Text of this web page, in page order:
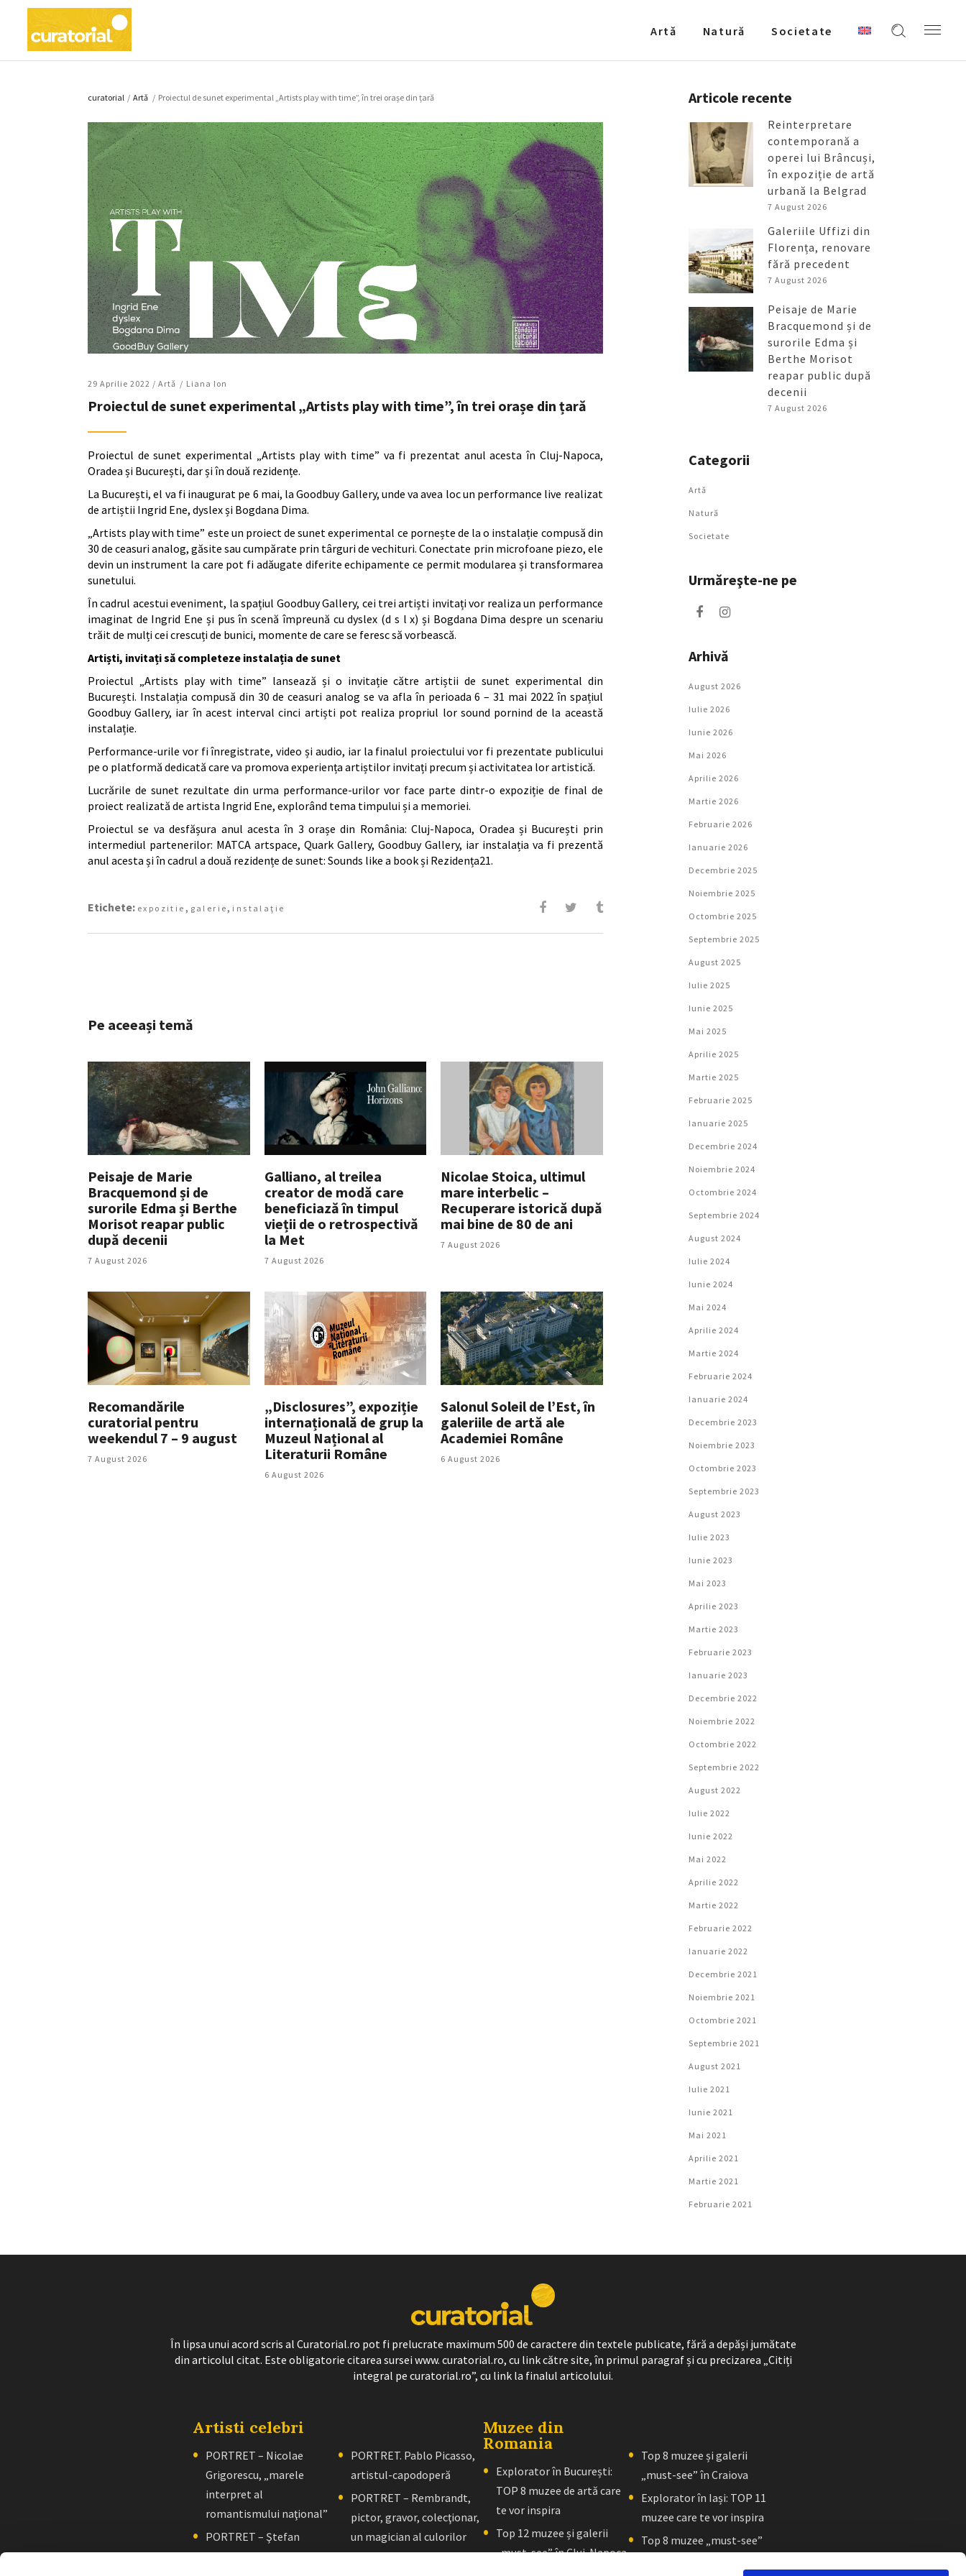
Artǎ Natură Societate
curatorial / Artǎ / Proiectul de sunet experimental „Artists play with time”, în trei orașe din țară
29 Aprilie 2022 / Artǎ Liana Ion
Proiectul de sunet experimental „Artists play with time”, în trei orașe din țară
Proiectul de sunet experimental „Artists play with time” va fi prezentat anul acesta în Cluj-Napoca,
Oradea și București, dar și în două rezidențe.
La București, el va fi inaugurat pe 6 mai, la Goodbuy Gallery, unde va avea loc un performance live realizat
de artiștii Ingrid Ene, dyslex și Bogdana Dima.
„Artists play with time” este un proiect de sunet experimental ce pornește de la o instalație compusă din
30 de ceasuri analog, găsite sau cumpărate prin târguri de vechituri. Conectate prin microfoane piezo, ele
devin un instrument la care pot fi adăugate diferite echipamente ce permit modularea și transformarea
sunetului.
În cadrul acestui eveniment, la spațiul Goodbuy Gallery, cei trei artiști invitați vor realiza un performance
imaginat de Ingrid Ene și pus în scenă împreună cu dyslex (d s l x) și Bogdana Dima despre un scenariu
trăit de mulți cei crescuți de bunici, momente de care se feresc să vorbească.
Artiști, invitați să completeze instalația de sunet
Proiectul „Artists play with time” lansează și o invitație către artiștii de sunet experimental din
București. Instalația compusă din 30 de ceasuri analog se va afla în perioada 6 – 31 mai 2022 în spațiul
Goodbuy Gallery, iar în acest interval cinci artiști pot realiza propriul lor sound pornind de la această
instalație.
Performance-urile vor fi înregistrate, video și audio, iar la finalul proiectului vor fi prezentate publicului
pe o platformă dedicată care va promova experiența artiștilor invitați precum și activitatea lor artistică.
Lucrările de sunet rezultate din urma performance-urilor vor face parte dintr-o expoziție de final de
proiect realizată de artista Ingrid Ene, explorând tema timpului și a memoriei.
Proiectul se va desfășura anul acesta în 3 orașe din România: Cluj-Napoca, Oradea și București prin
intermediul partenerilor: MATCA artspace, Quark Gallery, Goodbuy Gallery, iar instalația va fi prezentă
anul acesta și în cadrul a două rezidențe de sunet: Sounds like a book și Rezidența21.
Etichete: expozitie , galerie, instalaţie
Pe aceeași temă
Peisaje de Marie
Bracquemond și de
surorile Edma și Berthe
Morisot reapar public
după decenii
7 August 2026
Galliano, al treilea
creator de modă care
beneficiază în timpul
vieții de o retrospectivă
la Met
7 August 2026
Nicolae Stoica, ultimul
mare interbelic –
Recuperare istorică după
mai bine de 80 de ani
7 August 2026
Recomandările
curatorial pentru
weekendul 7 – 9 august
7 August 2026
„Disclosures”, expoziție
internațională de grup la
Muzeul Național al
Literaturii Române
6 August 2026
Salonul Soleil de l’Est, în
galeriile de artă ale
Academiei Române
6 August 2026
Articole recente
Reinterpretare
contemporană a
operei lui Brâncuși,
în expoziție de artă
urbană la Belgrad
7 August 2026
Galeriile Uffizi din
Florența, renovare
fără precedent
7 August 2026
Peisaje de Marie
Bracquemond și de
surorile Edma și
Berthe Morisot
reapar public după
decenii
7 August 2026
Categorii
Artǎ
Natură
Societate
Urmăreşte-ne pe
Arhivă
August 2026
Iulie 2026
Iunie 2026
Mai 2026
Aprilie 2026
Martie 2026
Februarie 2026
Ianuarie 2026
Decembrie 2025
Noiembrie 2025
Octombrie 2025
Septembrie 2025
August 2025
Iulie 2025
Iunie 2025
Mai 2025
Aprilie 2025
Martie 2025
Februarie 2025
Ianuarie 2025
Decembrie 2024
Noiembrie 2024
Octombrie 2024
Septembrie 2024
August 2024
Iulie 2024
Iunie 2024
Mai 2024
Aprilie 2024
Martie 2024
Februarie 2024
Ianuarie 2024
Decembrie 2023
Noiembrie 2023
Octombrie 2023
Septembrie 2023
August 2023
Iulie 2023
Iunie 2023
Mai 2023
Aprilie 2023
Martie 2023
Februarie 2023
Ianuarie 2023
Decembrie 2022
Noiembrie 2022
Octombrie 2022
Septembrie 2022
August 2022
Iulie 2022
Iunie 2022
Mai 2022
Aprilie 2022
Martie 2022
Februarie 2022
Ianuarie 2022
Decembrie 2021
Noiembrie 2021
Octombrie 2021
Septembrie 2021
August 2021
Iulie 2021
Iunie 2021
Mai 2021
Aprilie 2021
Martie 2021
Februarie 2021
În lipsa unui acord scris al Curatorial.ro pot fi prelucrate maximum 500 de caractere din textele publicate, fără a depăși jumătate
din articolul citat. Este obligatorie citarea sursei www. curatorial.ro, cu link către site, în primul paragraf și cu precizarea „Citiți
integral pe curatorial.ro”, cu link la finalul articolului.
Artisti celebri
PORTRET – Nicolae
Grigorescu, „marele
interpret al
romantismului naţional”
PORTRET – Ştefan
Luchian, „un zugrav”
PORTRET. Pablo Picasso,
artistul-capodoperă
PORTRET – Rembrandt,
pictor, gravor, colecţionar,
un magician al culorilor
Muzee din
Romania
Explorator în București:
TOP 8 muzee de artă care
te vor inspira
Top 12 muzee și galerii
„must-see” în Cluj-Napoca
Top 8 muzee și galerii
„must-see” în Craiova
Explorator în Iași: TOP 11
muzee care te vor inspira
Top 8 muzee „must-see”